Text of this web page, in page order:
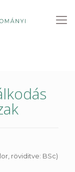
röviditve: BSc)